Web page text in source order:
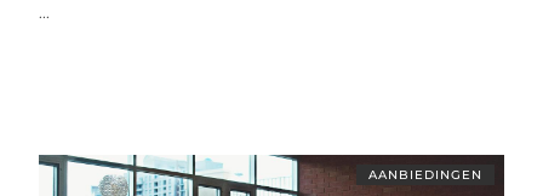
...
AANBIEDINGEN